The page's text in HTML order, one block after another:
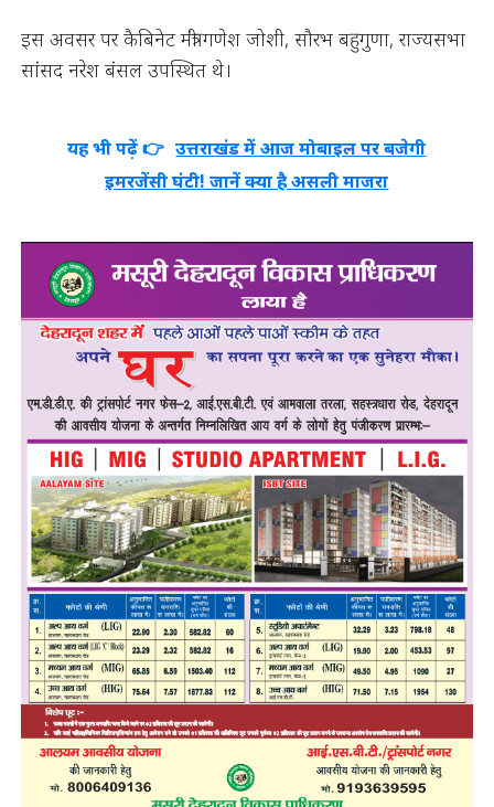
इस अवसर पर कैबिनेट मंत्री गणेश जोशी, सौरभ बहुगुणा, राज्यसभा
सांसद नरेश बंसल उपस्थित थे।
यह भी पढ़ें 👉 उत्तराखंड में आज मोबाइल पर बजेगी
इमरजेंसी घंटी! जानें क्या है असली माजरा